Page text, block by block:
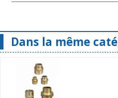
Dans la même